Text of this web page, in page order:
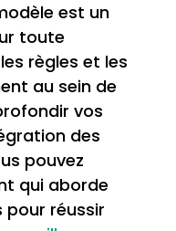
est un
toute
règles et les
au sein de
vos
des
pouvez
qui aborde
pour réussir